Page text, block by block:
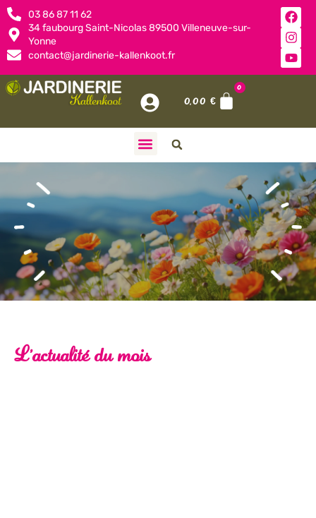
03 86 87 11 62
34 faubourg Saint-Nicolas 89500 Villeneuve-sur-
Yonne
contact@jardinerie-kallenkoot.fr
0,00€
0
L'actualité du mois